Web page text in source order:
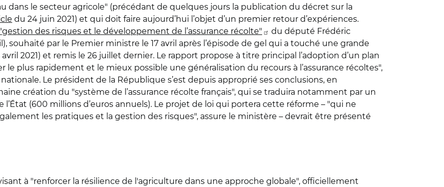
dans le secteur agricole" (précédant de quelques jours la publication du décret sur la
du 24 juin 2021) et qui doit faire aujourd’hui l’objet d’un premier retour d’expériences.
des risques et le développement de l’assurance récolte"
du député Frédéric
souhaité par le Premier ministre le 17 avril après l’épisode de gel qui a touché une grande
avril 2021) et remis le 26 juillet dernier. Le rapport propose à titre principal l’adoption d’un plan
plus rapidement et le mieux possible une généralisation du recours à l’assurance récoltes",
Le président de la République s’est depuis approprié ses conclusions, en
création du "système de l’assurance récolte français", qui se traduira notamment par un
(600 millions d’euros annuels). Le projet de loi qui portera cette réforme – "qui ne
les pratiques et la gestion des risques", assure le ministère – devrait être présenté
à "renforcer la résilience de l'agriculture dans une approche globale", officiellement